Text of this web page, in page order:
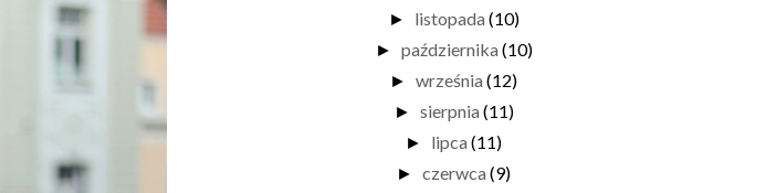
► listopada (10)
► października (10)
► września (12)
► sierpnia (11)
► lipca (11)
► czerwca (9)